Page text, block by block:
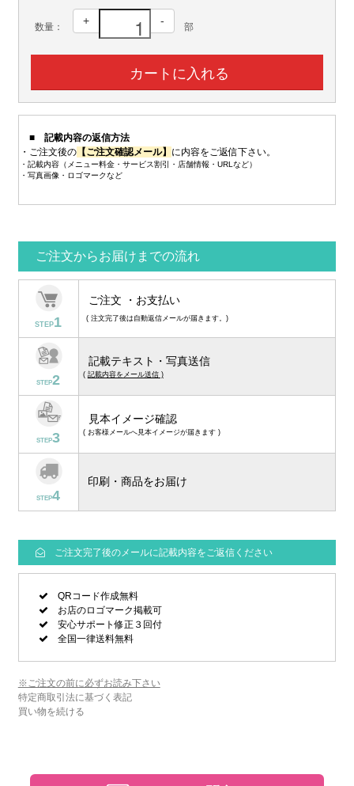
数量：
+ -
部
■ 記載内容の返信方法
・ご注文後の【ご注文確認メール】 に内容をご返信下さい。
・記載内容（メニュー料金・サービス割引・店舗情報・URLなど）
・写真画像・ロゴマークなど
ご注文からお届けまでの流れ
STEP1
ご注文 ・お支払い
( 注文完了後は自動返信メールが届きます。)
STEP2
記載テキスト・写真送信
( 記載内容をメール送信 )
STEP3
見本イメージ確認
( お客様メールへ見本イメージが届きます )
STEP4
印刷・商品をお届け
ご注文完了後のメールに記載内容をご返信ください
QRコード作成無料
お店のロゴマーク掲載可
安心サポート修正３回付
全国一律送料無料
※ご注文の前に必ずお読み下さい
特定商取引法に基づく表記
買い物を続ける